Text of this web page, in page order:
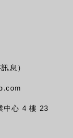
息）
中心 4 樓 23